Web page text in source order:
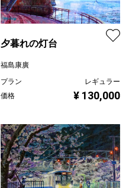
夕暮れの灯台
福島康廣
プラン
レギュラー
価格
¥ 130,000